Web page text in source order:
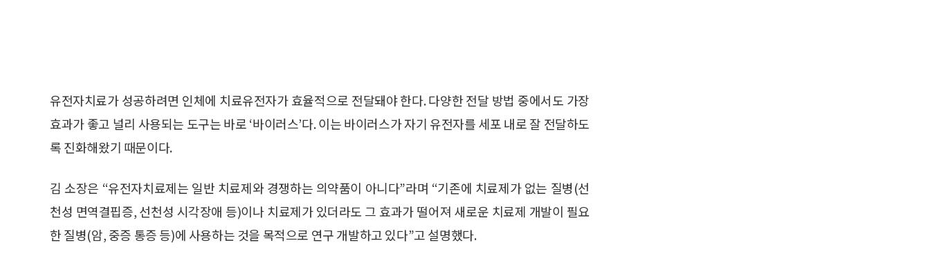
유전자치료가 성공하려면 인체에 치료유전자가 효율적으로 전달돼야 한다. 다양한 전달 방법 중에서도 가장
효과가 좋고 널리 사용되는 도구는 바로 ‘바이러스’다. 이는 바이러스가 자기 유전자를 세포 내로 잘 전달하도
록 진화해왔기 때문이다.
김 소장은 “유전자치료제는 일반 치료제와 경쟁하는 의약품이 아니다”라며 “기존에 치료제가 없는 질병(선
천성 면역결핍증, 선천성 시각장애 등)이나 치료제가 있더라도 그 효과가 떨어져 새로운 치료제 개발이 필요
한 질병(암, 중증 통증 등)에 사용하는 것을 목적으로 연구 개발하고 있다”고 설명했다.